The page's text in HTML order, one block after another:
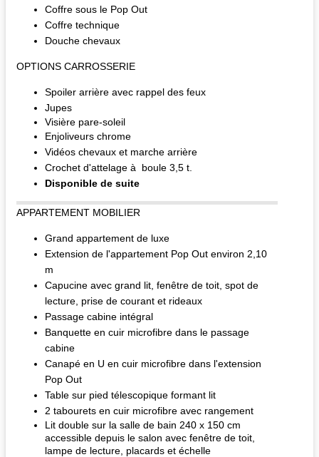
Coffre sous le Pop Out
Coffre technique
Douche chevaux
OPTIONS CARROSSERIE
Spoiler arrière avec rappel des feux
Jupes
Visière pare-soleil
Enjoliveurs chrome
Vidéos chevaux et marche arrière
Crochet d'attelage à boule 3,5 t.
Disponible de suite
APPARTEMENT MOBILIER
Grand appartement de luxe
Extension de l'appartement Pop Out environ 2,10
m
Capucine avec grand lit, fenêtre de toit, spot de
lecture, prise de courant et rideaux
Passage cabine intégral
Banquette en cuir microfibre dans le passage
cabine
Canapé en U en cuir microfibre dans l'extension
Pop Out
Table sur pied télescopique formant lit
2 tabourets en cuir microfibre avec rangement
Lit double sur la salle de bain 240 x 150 cm
accessible depuis le salon avec fenêtre de toit,
lampe de lecture, placards et échelle